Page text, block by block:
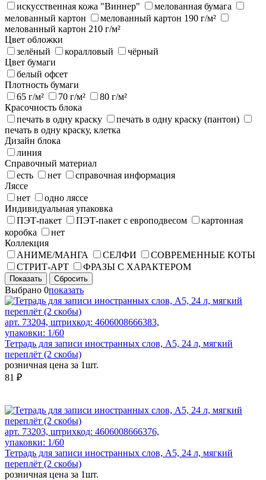
искусственная кожа "Виннер"
мелованная бумага
мелованный картон
мелованный картон 190 г/м²
мелованный картон 210 г/м²
Цвет обложки
зелёный
коралловый
чёрный
Цвет бумаги
белый офсет
Плотность бумаги
65 г/м²
70 г/м²
80 г/м²
Красочность блока
печать в одну краску
печать в одну краску (пантон)
печать в одну краску, клетка
Дизайн блока
линия
Справочный материал
есть
нет
справочная информация
Ляссе
нет
одно ляссе
Индивидуальная упаковка
ПЭТ-пакет
ПЭТ-пакет с европодвесом
картонная
коробка
нет
Коллекция
АНИМЕ/МАНГА
СЕЛФИ
СОВРЕМЕННЫЕ КОТЫ
СТРИТ-АРТ
ФРАЗЫ С ХАРАКТЕРОМ
Показать Сбросить
Выбрано 0показать
арт. 73204, штрихкод: 4606008666383,
упаковки: 1/60
Тетрадь для записи иностранных слов, А5, 24 л, мягкий
переплёт (2 скобы)
розничная цена за 1шт.
81 ₽
арт. 73203, штрихкод: 4606008666376,
упаковки: 1/60
Тетрадь для записи иностранных слов, А5, 24 л, мягкий
переплёт (2 скобы)
розничная цена за 1шт.